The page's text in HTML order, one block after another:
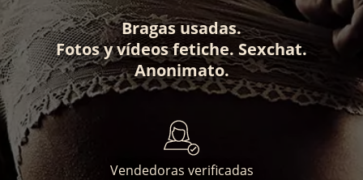
Bragas usadas.
Fotosyvídeos fetiche. Sexchat.
Anonimato.
Vendedoras verificadas